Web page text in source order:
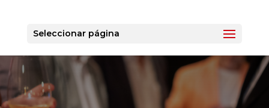
Seleccionar página